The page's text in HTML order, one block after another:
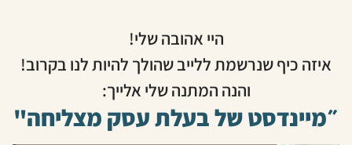
היי אהובה שלי!
איזה כיף שנרשמת ללייב שהולך להיות לנו בקרוב!
והנה המתנה שלי אלייך:
״מיינדסט של בעלת עסק מצליחה"